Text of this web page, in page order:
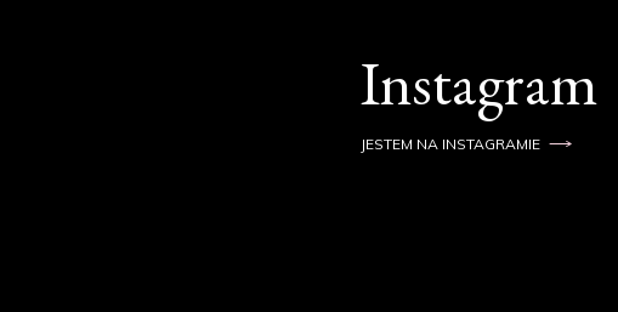
Instagram
JESTEM NA INSTAGRAMIE